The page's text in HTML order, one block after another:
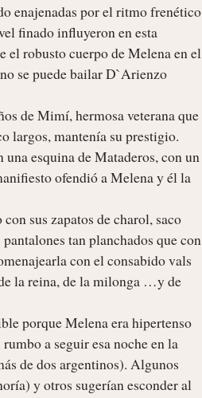
enajenadas por el ritmo frenético
finado influyeron en esta
el robusto cuerpo de Melena en el
se puede bailar D`Arienzo
de Mimí, hermosa veterana que
largos, mantenía su prestigio.
esquina de Mataderos, con un
ofendió a Melena y él la
sus zapatos de charol, saco
tan planchados que con
con el consabido vals
la reina, de la milonga …y de
porque Melena era hipertenso
a seguir esa noche en la
de dos argentinos). Algunos
y otros sugerían esconder al